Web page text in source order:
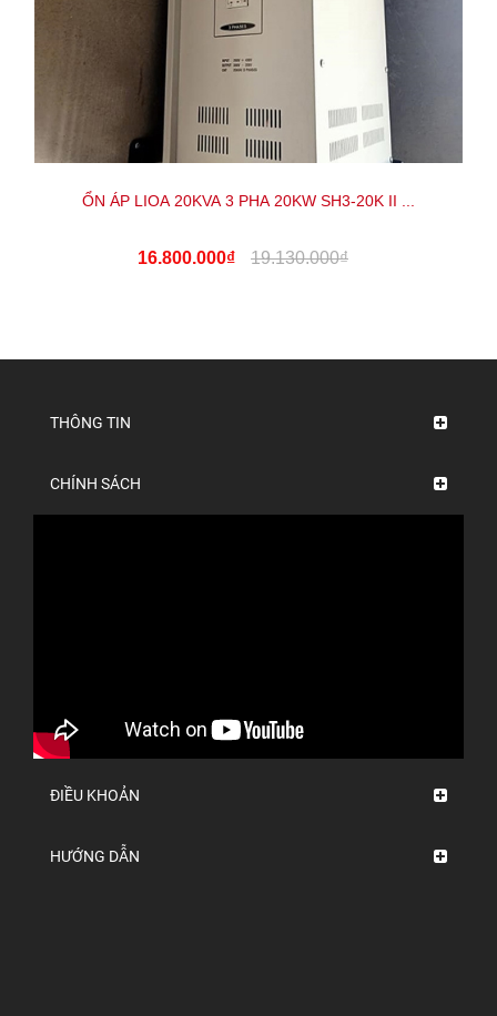
ỔN ÁP LIOA 20KVA 3 PHA 20KW SH3-20K II ...
16.800.000₫ 19.130.000₫
THÔNG TIN
CHÍNH SÁCH
ĐIỀU KHOẢN
HƯỚNG DẪN